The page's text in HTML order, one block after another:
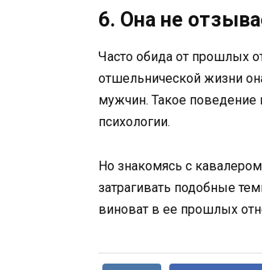
6. Она не
Часто обида от прошлых
отшельнической жизни
мужчин. Такое поведение
психологии.
Но знакомясь с
затрагивать подобные
виноват в ее прошлых